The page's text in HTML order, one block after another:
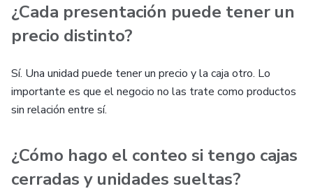
¿Cada presentación puede tener un
precio distinto?
Sí. Una unidad puede tener un precio y la caja otro. Lo
importante es que el negocio no las trate como productos
sin relación entre sí.
¿Cómo hago el conteo si tengo cajas
cerradas y unidades sueltas?